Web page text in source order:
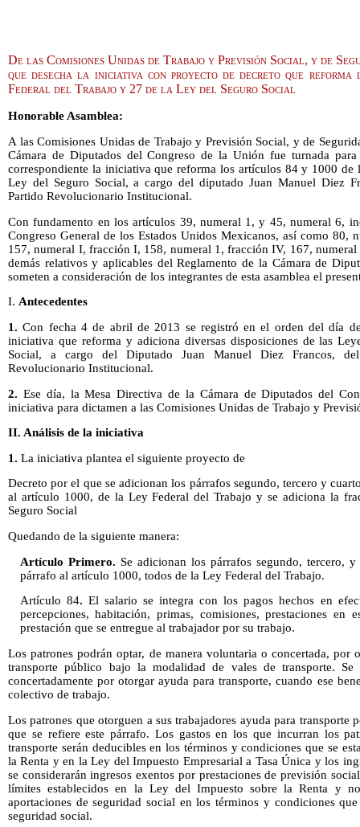
De las Comisiones Unidas de Trabajo y Previsión Social, y de
que desecha la iniciativa con proyecto de decreto que
Federal del Trabajo y 27 de la Ley del Seguro Social
Honorable Asamblea:
A las Comisiones Unidas de Trabajo y Previsión Social, y de
Cámara de Diputados del Congreso de la Unión fue turnada
correspondiente la iniciativa que reforma los artículos 84 y 1000
Ley del Seguro Social, a cargo del diputado Juan Manuel Diez
Partido Revolucionario Institucional.
Con fundamento en los artículos 39, numeral 1, y 45, numeral 6,
Congreso General de los Estados Unidos Mexicanos, así como
157, numeral I, fracción I, 158, numeral 1, fracción IV, 167,
demás relativos y aplicables del Reglamento de la Cámara de
someten a consideración de los integrantes de esta asamblea el
I. Antecedentes
1. Con fecha 4 de abril de 2013 se registró en el orden del día
iniciativa que reforma y adiciona diversas disposiciones de las
Social, a cargo del Diputado Juan Manuel Diez Francos,
Revolucionario Institucional.
2. Ese día, la Mesa Directiva de la Cámara de Diputados del
iniciativa para dictamen a las Comisiones Unidas de Trabajo y
II. Análisis de la iniciativa
1. La iniciativa plantea el siguiente proyecto de
Decreto por el que se adicionan los párrafos segundo, tercero y
al artículo 1000, de la Ley Federal del Trabajo y se adiciona la
Seguro Social
Quedando de la siguiente manera:
Artículo Primero. Se adicionan los párrafos segundo, tercero,
párrafo al artículo 1000, todos de la Ley Federal del Trabajo.
Artículo 84. El salario se integra con los pagos hechos en
percepciones, habitación, primas, comisiones, prestaciones en
prestación que se entregue al trabajador por su trabajo.
Los patrones podrán optar, de manera voluntaria o concertada, por
transporte público bajo la modalidad de vales de transporte.
concertadamente por otorgar ayuda para transporte, cuando ese
colectivo de trabajo.
Los patrones que otorguen a sus trabajadores ayuda para transporte
que se refiere este párrafo. Los gastos en los que incurran los
transporte serán deducibles en los términos y condiciones que se
la Renta y en la Ley del Impuesto Empresarial a Tasa Única y los
se considerarán ingresos exentos por prestaciones de previsión
límites establecidos en la Ley del Impuesto sobre la Renta y
aportaciones de seguridad social en los términos y condiciones
seguridad social.